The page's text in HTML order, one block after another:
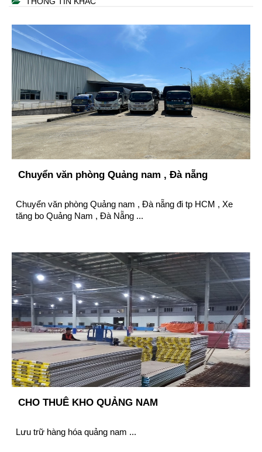
Chuyển văn phòng Quảng nam , Đà nẵng
Chuyển văn phòng Quảng nam , Đà nẵng đi tp HCM , Xe
tăng bo Quảng Nam , Đà Nẵng ...
CHO THUÊ KHO QUẢNG NAM
Lưu trữ hàng hóa quảng nam ...